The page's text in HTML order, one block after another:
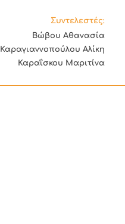
Συντελεστές:
Βώβου Αθανασία
Καραγιαννοπούλου Αλίκη
Καραΐσκου Μαριτίνα